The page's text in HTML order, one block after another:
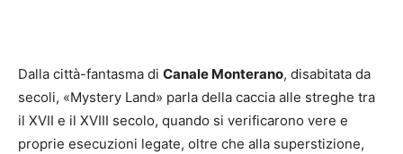
Dalla città-fantasma di Canale Monterano, disabitata da
secoli, «Mystery Land» parla della caccia alle streghe tra
il XVII e il XVIII secolo, quando si verificarono vere e
proprie esecuzioni legate, oltre che alla superstizione,